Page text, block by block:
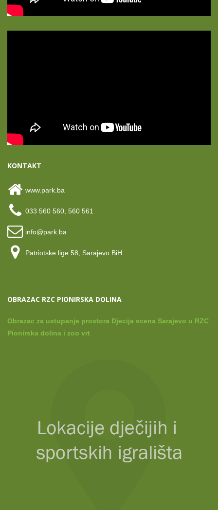
KONTAKT
www.park.ba
033 560 560, 560 561
info@park.ba
Patriotske lige 58, Sarajevo BiH
OBRAZAC RZC PIONIRSKA DOLINA
Obrazac za ustupanje prostora Djecija scena Sarajevo u RZC
Pionirska dolina i zoo vrt